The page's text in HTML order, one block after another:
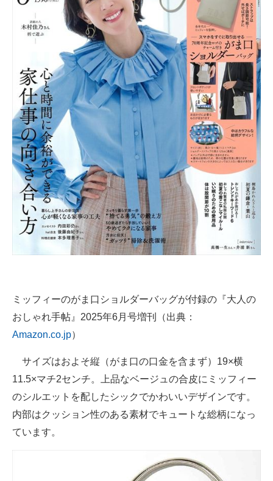
建設×テクノロジーの最前線
ちょっと気になるネットの話題
ミッフィーのがま口ショルダーバッグが付録の『大人の
おしゃれ手帖』2025年6月号増刊（出典：
Amazon.co.jp）
サイズはおよそ縦（がま口の口金を含まず）19×横
11.5×マチ2センチ。上品なベージュの合皮にミッフィー
のシルエットを配したシックでかわいいデザインです。
内部はクッション性のある素材でキュートな総柄になっ
ています。